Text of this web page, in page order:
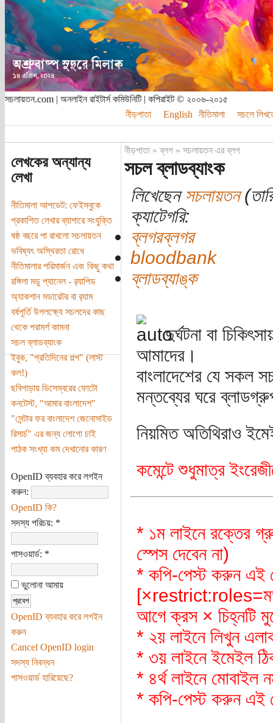
সচলায়তন.com | অনলাইন রাইটার্স কমিউনিটি | কপিরাইট © ২০০৬-২০১৫
নীড়পাতা
English নীতিমালা সচলে
লেখকের অন্যান্য
লেখা
নীতিমালা আপডেট: ফেইসবুকে
প্রকাশিত লেখার ব্যাপারে সংযুক্তি
ষষ্ঠ বছরে পা রাখলো সচলায়তন
ভবিষ্যৎ অস্থিরতা রোধে
নীতিমালার পরিমার্জন এবং কিছু কথা
রঙ্গিলা মডু প্যানেল - র‌্যাপিড
অ্যাকশান মডারেটর বা র‌্যাম
বর্ষপূর্তি উপলক্ষ্যে সচলদের কাছ
থেকে পরামর্শ কামনা
সচল ব্লাডব্যাংক
ইবুক, "প্রতিদিনের গল্প" (লাস্ট
কল!)
ছবিপাড়ায় ডিসেম্বরের ফোটো
কনটেস্ট, "আমার বাংলাদেশ"
"সেন্টার ফর বাংলাদেশ জেনোসাইড
রিসার্চ" এর জন্য লোগো চাই
পাঠক সংখ্যা কম দেখানোর কারণ
OpenID ব্যবহার করে লগইন
করুন:
OpenID কি?
সদস্য পরিচয়: *
পাসওয়ার্ড: *
ভুলোনা আমায়
OpenID ব্যবহার করে লগইন
করুন
Cancel OpenID login
সদস্য নিবন্ধন
পাসওয়ার্ড হারিয়েছে?
নীড়পাতা»ব্লগ» সচলায়তন এর ব্লগ
সচল ব্লাডব্যাংক
লিখেছেনসচলায়তন
ক্যাটেগরি:
ব্লগরব্লগর
bloodbank
ব্লাডব্যাঙ্ক
দুর্ঘটনা বা
আমাদের।
বাংলাদেশের যে সকল
মন্তব্যের ঘরে
নিয়মিত অতিথিরাও
কমেন্টে শুধুমাত্র
* ১ম লাইনে রক্তের
স্পেস দেবেন না)
* কপি-পেস্ট করুন এই
আগে ক্রস × চিহ্নটি
* ২য় লাইনে লিখুন
* ৩য় লাইনে ইমেইল
* ৪র্থ লাইনে মোবাইল
* কপি-পেস্ট করুন